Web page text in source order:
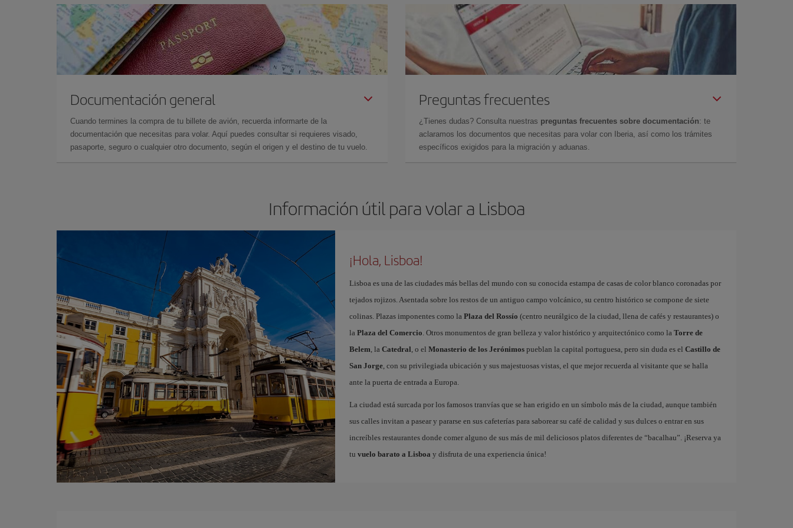
Documentación general
Cuando termines la compra de tu billete de avión, recuerda informarte de la
documentación que necesitas para volar. Aquí puedes consultar si requieres visado,
pasaporte, seguro o cualquier otro documento, según el origen y el destino de tu vuelo.
Preguntas frecuentes
¿Tienes dudas? Consulta nuestras preguntas frecuentes sobre documentación: te
aclaramos los documentos que necesitas para volar con Iberia, así como los trámites
específicos exigidos para la migración y aduanas.
Información útil para volar a Lisboa
¡Hola, Lisboa!
Lisboa es una de las ciudades más bellas del mundo con su conocida estampa de casas de color blanco coronadas por
tejados rojizos. Asentada sobre los restos de un antiguo campo volcánico, su centro histórico se compone de siete
colinas. Plazas imponentes como la Plaza del Rossío (centro neurálgico de la ciudad, llena de cafés y restaurantes) o
la Plaza del Comercio . Otros monumentos de gran belleza y valor histórico y arquitectónico como la Torre de
Belem , la Catedral , o el Monasterio de los Jerónimospueblan la capital portuguesa, pero sin duda es el Castillo de
San Jorge, con su privilegiada ubicación y sus majestuosas vistas, el que mejor recuerda al visitante que se halla
ante la puerta de entrada a Europa.
La ciudad está surcada por los famosos tranvías que se han erigido en un símbolo más de la ciudad, aunque también
sus calles invitan a pasear y pararse en sus cafeterías para saborear su café de calidad y sus dulces o entrar en sus
increíbles restaurantes donde comer alguno de sus más de mil deliciosos platos diferentes de “bacalhau”. ¡Reserva ya
tu vuelo barato a Lisboa y disfruta de una experiencia única!